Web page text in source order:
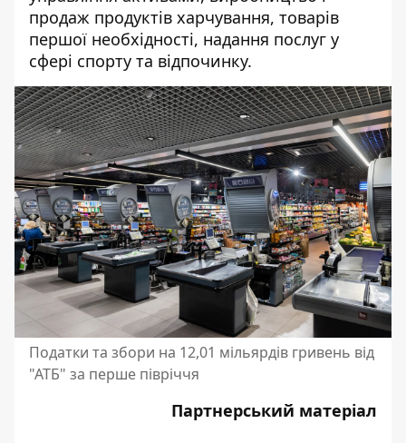
продаж продуктів харчування, товарів
першої необхідності, надання послуг у
сфері спорту та відпочинку.
Податки та збори на 12,01 мільярдів гривень від
"АТБ" за перше півріччя
Партнерський матеріал